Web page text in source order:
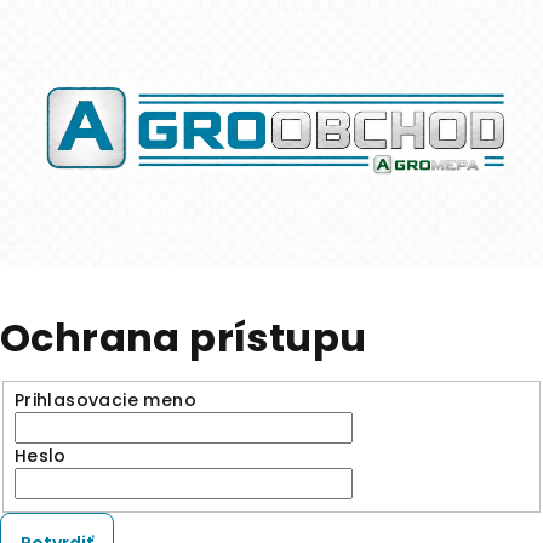
Ochrana prístupu
Prihlasovacie meno
Heslo